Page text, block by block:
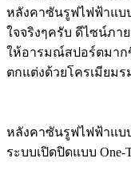
หลังคาซันรูฟไฟฟ้าแบบ
ใจจริงๆครับ ดีไซน์ภ
ให้อารมณ์สปอร์ตมาก
ตกแต่งด้วยโครเมียม
หลังคาซันรูฟไฟฟ้าแบบ
ระบบเปิดปิดแบบ One-